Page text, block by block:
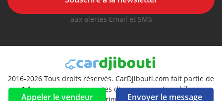
Appeler le vendeur Envoyer le message
aux alertes Email et SMS
2016-2026 Tous droits réservés. CarDjibouti.com fait partie de
, premiers sites d'annonces automobiles en